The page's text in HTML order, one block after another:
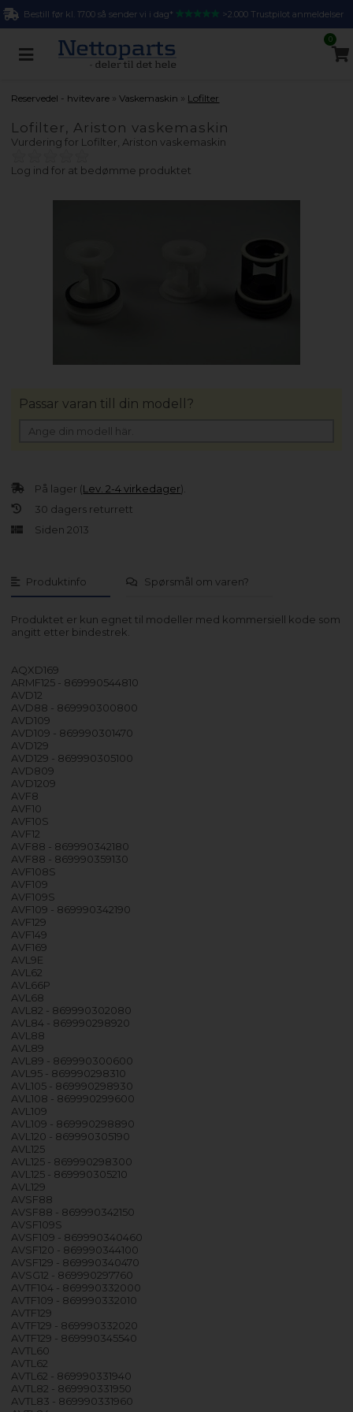
Bestill før kl. 17.00 så sender vi i dag* >2.000 Trustpilot anmeldelser
0
Reservedel - hvitevare »Vaskemaskin » Lofilter
Lofilter, Ariston vaskemaskin
Vurdering for Lofilter, Ariston vaskemaskin
Log ind for at bedømme produktet
Produktinfo Spørsmål om varen?
Produktet er kun egnet til modeller med kommersiell kode som
angitt etter bindestrek.
AQXD169
ARMF125 - 869990544810
AVD12
AVD88 - 869990300800
AVD109
AVD109 - 869990301470
AVD129
AVD129 - 869990305100
AVD809
AVD1209
AVF8
AVF10
AVF10S
AVF12
AVF88 - 869990342180
AVF88 - 869990359130
AVF108S
AVF109
AVF109S
AVF109 - 869990342190
AVF129
AVF149
AVF169
AVL9E
AVL62
AVL66P
AVL68
AVL82 - 869990302080
AVL84 - 869990298920
AVL88
AVL89
AVL89 - 869990300600
AVL95 - 869990298310
AVL105 - 869990298930
AVL108 - 869990299600
AVL109
AVL109 - 869990298890
AVL120 - 869990305190
AVL125
AVL125 - 869990298300
AVL125 - 869990305210
AVL129
AVSF88
AVSF88 - 869990342150
AVSF109S
AVSF109 - 869990340460
AVSF120 - 869990344100
AVSF129 - 869990340470
AVSG12 - 869990297760
AVTF104 - 869990332000
AVTF109 - 869990332010
AVTF129
AVTF129 - 869990332020
AVTF129 - 869990345540
AVTL60
AVTL62
AVTL62 - 869990331940
AVTL82 - 869990331950
AVTL83 - 869990331960
På lager (Lev. 2-4 virkedager).
30 dagers returrett
Siden 2013
Passar varan till din modell?